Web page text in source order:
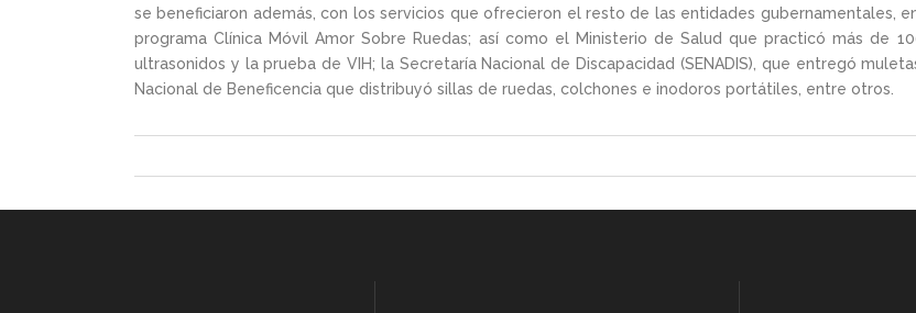
se beneficiaron además, con los servicios que ofrecieron el resto de las entidades gubernamentales,
programa Clínica Móvil Amor Sobre Ruedas; así como el Ministerio de Salud que practicó más de
ultrasonidos y la prueba de VIH; la Secretaría Nacional de Discapacidad (SENADIS), que entregó
Nacional de Beneficencia que distribuyó sillas de ruedas, colchones e inodoros portátiles, entre otros.